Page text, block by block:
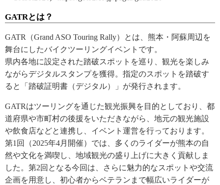
GATRとは？
GATR（Grand ASO Touring Rally）とは、熊本・阿蘇周辺を
舞台にしたバイクツーリングイベントです。
県内各地に設定された踏破スポットを巡り、観光を楽しみ
ながらデジタルスタンプを獲得。指定のスポットを踏破す
ると「踏破証明書（デジタル）」が発行されます。
GATRはツーリングを通じた観光振興を目的としており、都
道府県や市町村の後援をいただきながら、地元の観光施設
や飲食店などと連携し、イベント運営を行っております。
第1回（2025年4月開催）では、多くのライダーが熊本の自
然や文化を満喫し、地域観光の盛り上げに大きく貢献しま
した。第2回となる今回は、さらに魅力的なスポットや交流
企画を用意し、初心者からベテランまで幅広いライダーが